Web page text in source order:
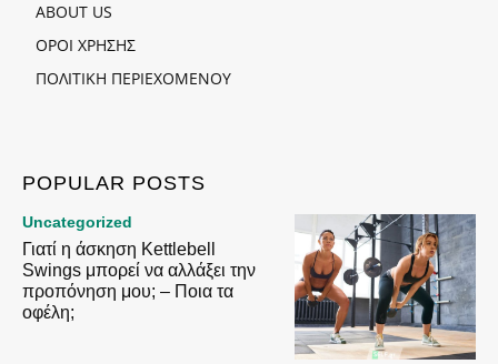
ABOUT US
ΟΡΟΙ ΧΡΗΣΗΣ
ΠΟΛΙΤΙΚΗ ΠΕΡΙΕΧΟΜΕΝΟΥ
POPULAR POSTS
Uncategorized
Γιατί η άσκηση Kettlebell
Swings μπορεί να αλλάξει την
προπόνηση μου; – Ποια τα
οφέλη;